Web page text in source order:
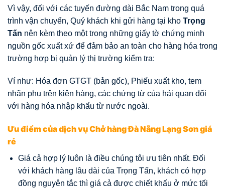
Vì vậy, đối với các tuyến đường dài Bắc Nam trong quá
trình vận chuyển, Quý khách khi gửi hàng tại kho Trọng
Tấn nên kèm theo một trong những giấy tờ chứng minh
nguồn gốc xuất xứ để đảm bảo an toàn cho hàng hóa trong
trường hợp bị quản lý thị trường kiểm tra:
Ví như: Hóa đơn GTGT (bản gốc), Phiếu xuất kho, tem
nhãn phụ trên kiện hàng, các chứng từ của hải quan đối
với hàng hóa nhập khẩu từ nước ngoài.
Ưu điểm của dịch vụ Chở hàng Đà Nẵng Lạng Sơn giá
rẻ
Giá cả hợp lý luôn là điều chúng tôi ưu tiên nhất. Đối
với khách hàng lâu dài của Trọng Tấn, khách có hợp
đồng nguyên tắc thì giá cả được chiết khấu ở mức tối